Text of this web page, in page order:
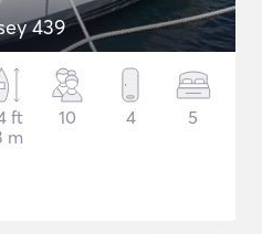
439
ft
m
10 4 5